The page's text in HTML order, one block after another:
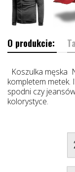
O produkcie:
Koszulka męska
kompletem
spodni czy
kolorystyce.